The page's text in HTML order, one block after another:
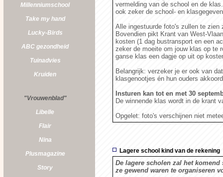
Millenniumschool
Take my hand
Lucky-Birds
ABC gezondheid
Tuinadvies
Kruiden
"Vrouwenblad"
Libelle
Flair
Nina
Plusmagazine
Story
vermelding van de school en de
ook zeker de school- en
Alle ingestuurde foto's zullen te
Bovendien pikt Krant van West-
kosten (1 dag bustransport en een
zeker de moeite om jouw klas op te
ganse klas een dagje op uit op
Belangrijk: verzeker je er ook van
klasgenootjes én hun ouders
Insturen kan tot en met 30
De winnende klas wordt in de krant
Opgelet: foto's verschijnen niet
Lagere school kind van de rekening
De lagere scholen zal het
ze gewend waren te organiseren